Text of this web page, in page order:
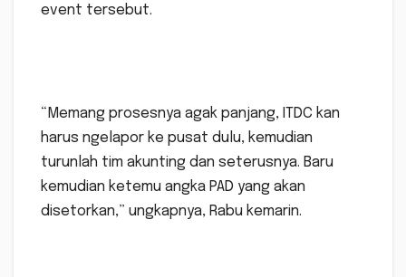
event tersebut.
“Memang prosesnya agak panjang, ITDC kan
harus ngelapor ke pusat dulu, kemudian
turunlah tim akunting dan seterusnya. Baru
kemudian ketemu angka PAD yang akan
disetorkan,” ungkapnya, Rabu kemarin.